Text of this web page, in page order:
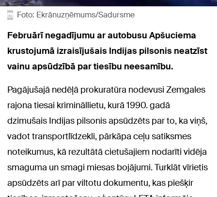
Foto: Ekrānuzņēmums/Sadursme
Februārī negadījumu ar autobusu Apšuciema
krustojumā izraisījušais Indijas pilsonis neatzīst
vainu apsūdzībā par tiesību neesamību.
Pagājušajā nedēļā prokuratūra nodevusi Zemgales
rajona tiesai krimināllietu, kurā 1990. gadā
dzimušais Indijas pilsonis apsūdzēts par to, ka viņš,
vadot transportlīdzekli, pārkāpa ceļu satiksmes
noteikumus, kā rezultātā cietušajiem nodarīti vidēja
smaguma un smagi miesas bojājumi. Turklāt vīrietis
apsūdzēts arī par viltotu dokumentu, kas piešķir